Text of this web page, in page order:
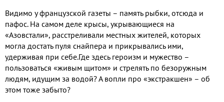
Видимо у французской газеты – память рыбки, отсюда и
пафос. На самом деле крысы, укрывающиеся на
«Азовстали», расстреливали местных жителей, которых
могла достать пуля снайпера и прикрывались ими,
удерживая при себе.Где здесь героизм и мужество –
пользоваться «живым щитом» и стрелять по безоружным
людям, идущим за водой?А вопли про «экстракшен» – об
этом тоже забыто?